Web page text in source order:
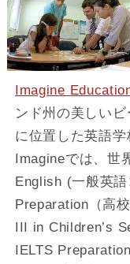
Imagine
ンド州の美しい
に位置した英語学
Imagineでは、世
English (一般英
Preparation（高
III in Children’s
IELTS